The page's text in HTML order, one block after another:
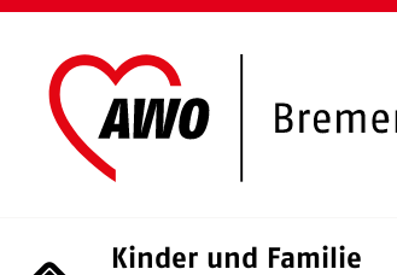
Kinder und Familie